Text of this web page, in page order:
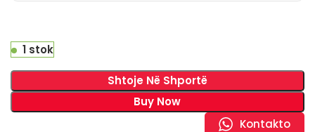
1 stok
Shtoje Në Shportë
Buy Now
Kontakto